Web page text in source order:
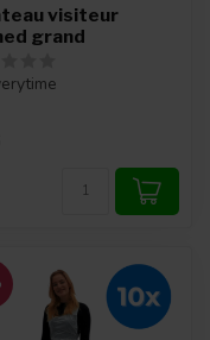
visiteur
grand